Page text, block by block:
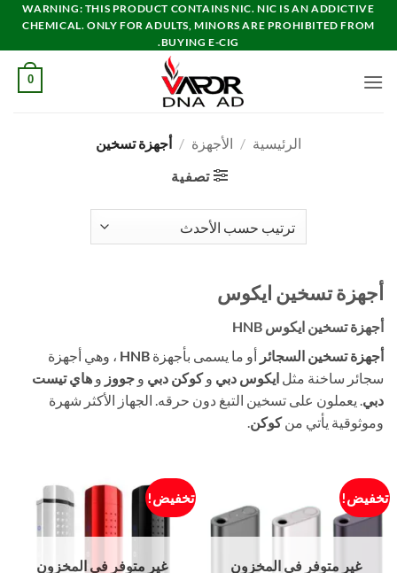
تخطي
للمحتوى
WARNING: THIS PRODUCT CONTAINS NIC. NIC IS AN ADDICTIVE
CHEMICAL. ONLY FOR ADULTS, MINORS ARE PROHIBITED FROM
BUYING E-CIG.
0
الرئيسية / الأجهزة / أجهزة تسخين
تصفية
أجهزة تسخين ايكوس
أجهزة تسخين ايكوس HNB
أجهزة تسخين السجائر أو ما يسمى بأجهزة HNB ، وهي أجهزة
سجائر ساخنة مثل ايكوس دبي وكوكن دبي و جووز و هاي تيست
دبي. يعملون على تسخين التبغ دون حرقه. الجهاز الأكثر شهرة
وموثوقية يأتي منكوكن.
تخفيض!
غير متوفر في المخزون
تخفيض!
غير متوفر في المخزون